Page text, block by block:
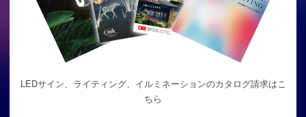
LEDサイン、ライティング、イルミネーションのカタログ請求はこ
ちら